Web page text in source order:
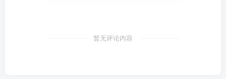
暂无评论内容